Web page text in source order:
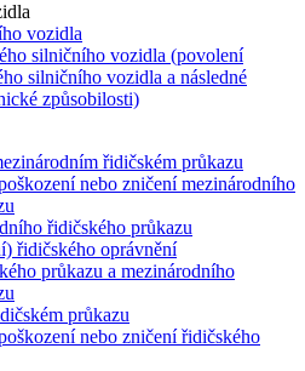
vozidla
silničního vozidla (povolení
silničního vozidla a následné
způsobilosti)
řidičském průkazu
nebo zničení mezinárodního
řidičského průkazu
řidičského oprávnění
průkazu a mezinárodního
průkazu
nebo zničení řidičského